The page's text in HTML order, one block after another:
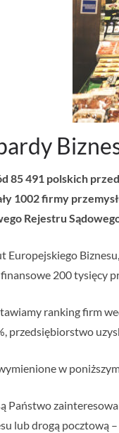
85 491 polskich
1002 firmy
Rejestru
Europejskiego
200 tysięcy
ranking firm
przedsiębiorstwo
w
Państwo
lub drogą pocztową